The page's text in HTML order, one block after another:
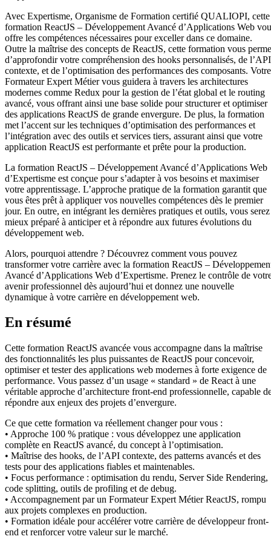
Avec Expertisme, Organisme de Formation certifié QUALIOPI, cette
formation ReactJS – Développement Avancé d’Applications Web
offre les compétences nécessaires pour exceller dans ce domaine.
Outre la maîtrise des concepts de ReactJS, cette formation vous
d’approfondir votre compréhension des hooks personnalisés, de l’API
contexte, et de l’optimisation des performances des composants. Votre
Formateur Expert Métier vous guidera à travers les architectures
modernes comme Redux pour la gestion de l’état global et le routing
avancé, vous offrant ainsi une base solide pour structurer et optimiser
des applications ReactJS de grande envergure. De plus, la formation
met l’accent sur les techniques d’optimisation des performances et
l’intégration avec des outils et services tiers, assurant ainsi que votre
application ReactJS est performante et prête pour la production.
La formation ReactJS – Développement Avancé d’Applications Web
d’Expertisme est conçue pour s’adapter à vos besoins et maximiser
votre apprentissage. L’approche pratique de la formation garantit que
vous êtes prêt à appliquer vos nouvelles compétences dès le premier
jour. En outre, en intégrant les dernières pratiques et outils, vous serez
mieux préparé à anticiper et à répondre aux futures évolutions du
développement web.
Alors, pourquoi attendre ? Découvrez comment vous pouvez
transformer votre carrière avec la formation ReactJS –
Avancé d’Applications Web d’Expertisme. Prenez le contrôle de
avenir professionnel dès aujourd’hui et donnez une nouvelle
dynamique à votre carrière en développement web.
En résumé
Cette formation ReactJS avancée vous accompagne dans la maîtrise
des fonctionnalités les plus puissantes de ReactJS pour concevoir,
optimiser et tester des applications web modernes à forte exigence de
performance. Vous passez d’un usage « standard » de React à une
véritable approche d’architecture front-end professionnelle, capable
répondre aux enjeux des projets d’envergure.
Ce que cette formation va réellement changer pour vous :
• Approche 100 % pratique : vous développez une application
complète en ReactJS avancé, du concept à l’optimisation.
• Maîtrise des hooks, de l’API contexte, des patterns avancés et des
tests pour des applications fiables et maintenables.
• Focus performance : optimisation du rendu, Server Side Rendering,
code splitting, outils de profiling et de debug.
• Accompagnement par un Formateur Expert Métier ReactJS, rompu
aux projets complexes en production.
• Formation idéale pour accélérer votre carrière de développeur front-
end et renforcer votre valeur sur le marché.